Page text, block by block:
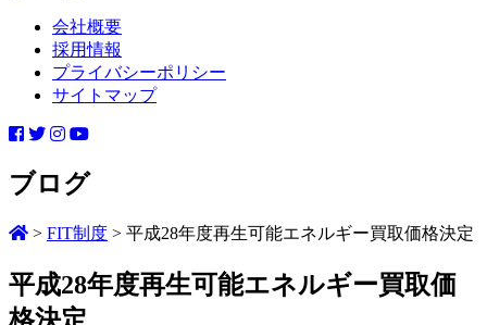
会社概要
採用情報
プライバシーポリシー
サイトマップ
ブログ
> FIT制度 > 平成28年度再生可能エネルギー買取価格決定
平成28年度再生可能エネルギー買取価
格決定